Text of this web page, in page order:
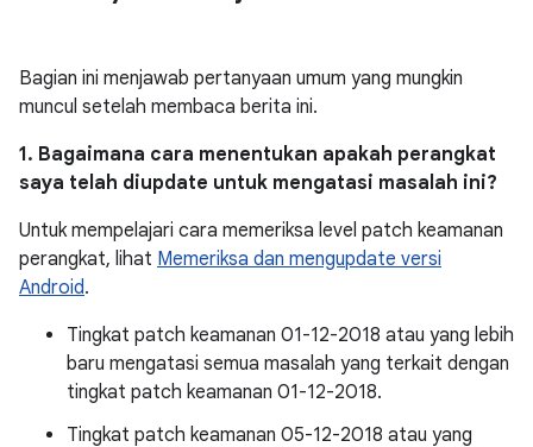
Bagian ini menjawab pertanyaan umum yang mungkin
muncul setelah membaca berita ini.
1. Bagaimana cara menentukan apakah perangkat
saya telah diupdate untuk mengatasi masalah ini?
Untuk mempelajari cara memeriksa level patch keamanan
perangkat, lihat Memeriksa dan mengupdate versi
Android.
Tingkat patch keamanan 01-12-2018 atau yang lebih
baru mengatasi semua masalah yang terkait dengan
tingkat patch keamanan 01-12-2018.
Tingkat patch keamanan 05-12-2018 atau yang